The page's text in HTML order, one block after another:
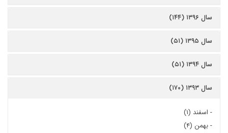
سال ۱۳۹۶ (۱۴۴)
سال ۱۳۹۵ (۵۱)
سال ۱۳۹۴ (۵۱)
سال ۱۳۹۳ (۱۷۰)
- اسفند (۱)
-بهمن (۴)